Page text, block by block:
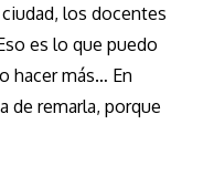
los docentes
es lo que puedo
hacer más… En
de remarla, porque